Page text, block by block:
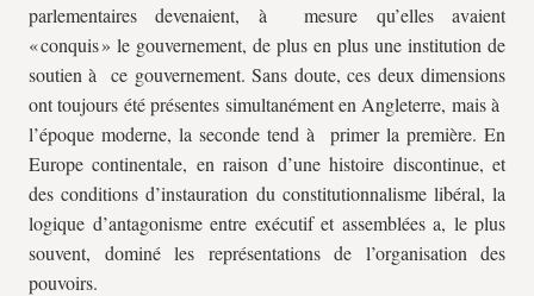
parlementaires devenaient, à mesure qu’elles avaient
« conquis » le gouvernement, de plus en plus une institution de
soutien à ce gouvernement. Sans doute, ces deux dimensions
ont toujours été présentes simultanément en Angleterre, mais à
l’époque moderne, la seconde tend à primer la première. En
Europe continentale, en raison d’une histoire discontinue, et
des conditions d’instauration du constitutionnalisme libéral, la
logique d’antagonisme entre exécutif et assemblées a, le plus
souvent, dominé les représentations de l’organisation des
pouvoirs.